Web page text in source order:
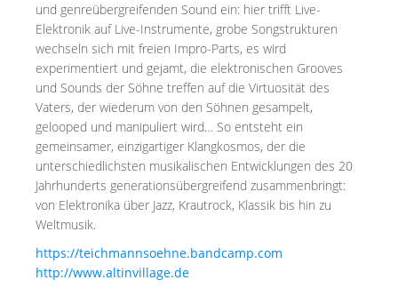
und genreübergreifenden Sound ein: hier trifft Live-
Elektronik auf Live-Instrumente, grobe Songstrukturen
wechseln sich mit freien Impro-Parts, es wird
experimentiert und gejamt, die elektronischen Grooves
und Sounds der Söhne treffen auf die Virtuosität des
Vaters, der wiederum von den Söhnen gesampelt,
gelooped und manipuliert wird… So entsteht ein
gemeinsamer, einzigartiger Klangkosmos, der die
unterschiedlichsten musikalischen Entwicklungen des 20
Jahrhunderts generationsübergreifend zusammenbringt:
von Elektronika über Jazz, Krautrock, Klassik bis hin zu
Weltmusik.
https://teichmannsoehne.bandcamp.com
http://www.altinvillage.de